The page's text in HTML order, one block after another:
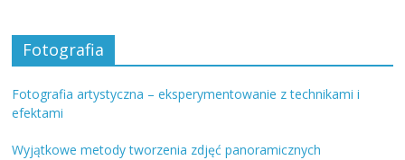
Fotografia
Fotografia artystyczna – eksperymentowanie z technikami i
efektami
Wyjątkowe metody tworzenia zdjęć panoramicznych